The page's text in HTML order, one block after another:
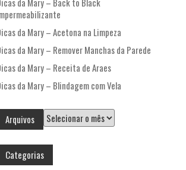
da Mary – Acetona na Limpeza
da Mary – Remover Manchas da Parede
da Mary – Receita de Araes
da Mary – Blindagem com Vela
Arquivos Arquivos
Categorias